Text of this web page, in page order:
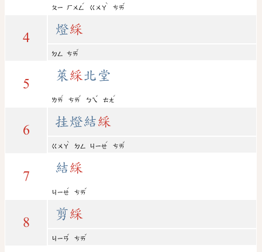
ㄆㄧ ㄏㄨㄥ
ˊ
ㄍㄨㄚ
ˋ
ㄘㄞ
ˇ
4
燈綵
ㄉㄥ ㄘㄞ
ˇ
5
萊 綵北堂
ㄌㄞ
ˊ
ㄘㄞ
ˇ
ㄅㄟ
ˇ
ㄊㄤ
ˊ
6
挂燈結綵
ㄍㄨㄚ
ˋ
ㄉㄥ ㄐㄧㄝ
ˊ
ㄘㄞ
ˇ
7
結綵
ㄐㄧㄝ
ˊ
ㄘㄞ
ˇ
8
剪綵
ㄐㄧㄢ
ˇ
ㄘㄞ
ˇ